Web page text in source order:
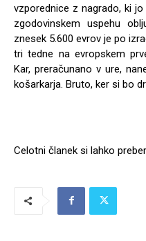
vzporednice z nagrado, ki
zgodovinskem uspehu
znesek 5.600 evrov je po
tri tedne na evropskem
Kar, preračunano v ure,
košarkarja. Bruto, ker si bo
Celotni članek si lahko